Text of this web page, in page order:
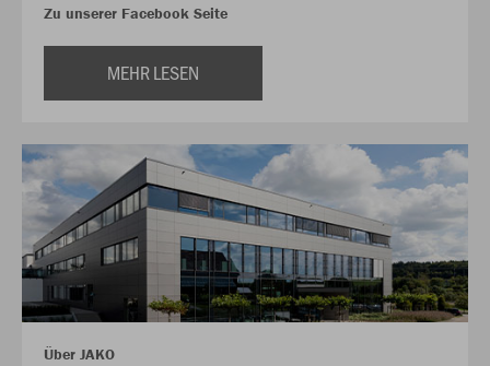
Zu unserer Facebook Seite
MEHR LESEN
Über JAKO